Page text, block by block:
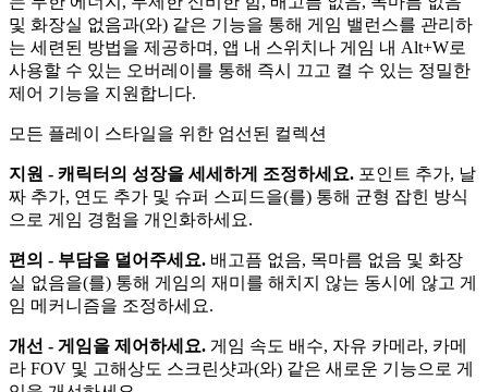
및 화장실 없음과(와) 같은 기능을 통해 게임 밸런스를 관리하
는 세련된 방법을 제공하며, 앱 내 스위치나 게임 내 Alt+W로
사용할 수 있는 오버레이를 통해 즉시 끄고 켤 수 있는 정밀한
제어 기능을 지원합니다.
모든 플레이 스타일을 위한 엄선된 컬렉션
지원 - 캐릭터의 성장을 세세하게 조정하세요. 포인트 추가, 날
짜 추가, 연도 추가 및 슈퍼 스피드을(를) 통해 균형 잡힌 방식
으로 게임 경험을 개인화하세요.
편의 - 부담을 덜어주세요. 배고픔 없음, 목마름 없음 및 화장
실 없음을(를) 통해 게임의 재미를 해치지 않는 동시에 않고 게
임 메커니즘을 조정하세요.
개선 - 게임을 제어하세요. 게임 속도 배수, 자유 카메라, 카메
라 FOV 및 고해상도 스크린샷과(와) 같은 새로운 기능으로 게